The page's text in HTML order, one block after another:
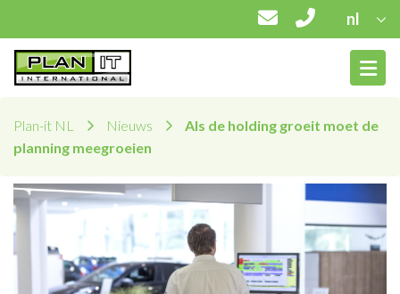
nl
Plan-it NL Nieuws
Als de holding groeit moet de
planning meegroeien